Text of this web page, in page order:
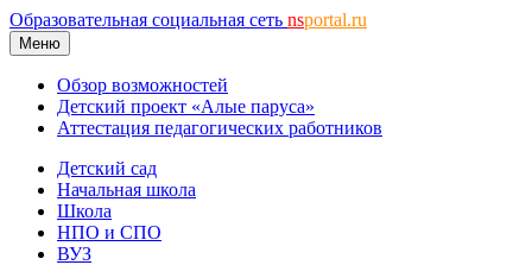
Образовательная социальная сеть nsportal.ru
Меню
Обзор возможностей
Детский проект «Алые паруса»
Аттестация педагогических работников
Детский сад
Начальная школа
Школа
НПО и СПО
ВУЗ